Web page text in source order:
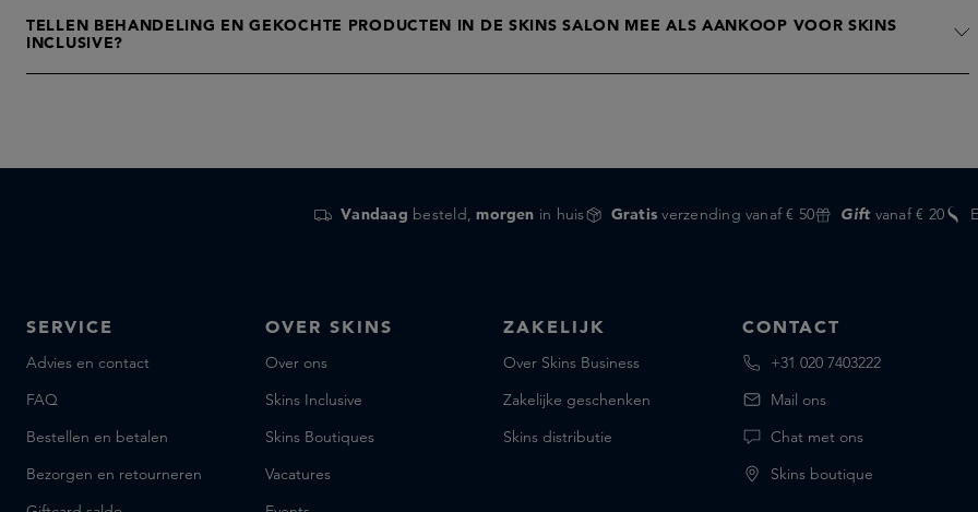
TELLEN BEHANDELING EN GEKOCHTE PRODUCTEN IN DE SKINS SALON MEE ALS AANKOOP VOOR SKINS
INCLUSIVE?
Vandaag besteld,morgen in huis Gratis verzending vanaf € 50 Giftvanaf € 20
SERVICE
Advies en contact
FAQ
Bestellen en betalen
Bezorgen en retourneren
OVER SKINS
Over ons
Skins Inclusive
Skins Boutiques
Vacatures
ZAKELIJK
Over Skins Business
Zakelijke geschenken
Skins distributie
CONTACT
+31 020 7403222
Mail ons
Chat met ons
Skins boutique